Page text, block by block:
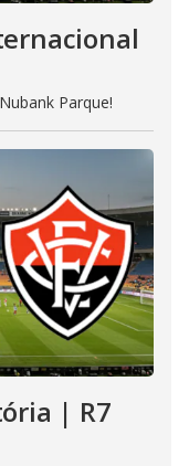
Parque!
| R7